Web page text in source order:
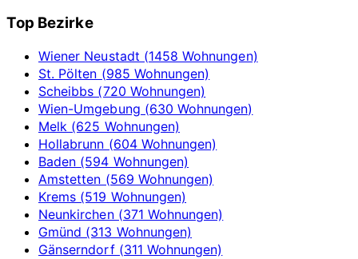
Top Bezirke
Wiener Neustadt (1458 Wohnungen)
St. Pölten (985 Wohnungen)
Scheibbs (720 Wohnungen)
Wien-Umgebung (630 Wohnungen)
Melk (625 Wohnungen)
Hollabrunn (604 Wohnungen)
Baden (594 Wohnungen)
Amstetten (569 Wohnungen)
Krems (519 Wohnungen)
Neunkirchen (371 Wohnungen)
Gmünd (313 Wohnungen)
Gänserndorf (311 Wohnungen)